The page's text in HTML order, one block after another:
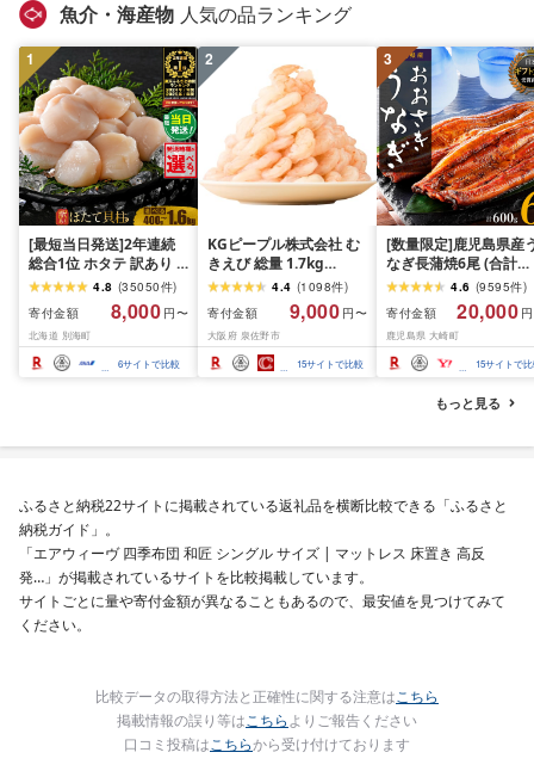
魚介・海産物 人気の品ランキング
1
[最短当日発送]2年連続
総合1位 ホタテ 訳あり (
ふるさと納税 ほたて ふ
るさと納税 訳あり 帆立
ふるさと わけあり ホタ
テ貝柱 貝 人気 不揃い 刺
身 規格外 魚介 ランキン
グ 海鮮 冷凍 発送時期が
4.8 (35050件)
寄付金額
8,000 円〜
北海道 別海町
6サイトで比較
2
KGピープル株式会社 む
きえび 総量 1.7kg
(850g×2P) 特大 5Lサイ
ズ バナメイエビ バラ凍
結 下処理不要 サイズ不
揃い 訳あり
4.4 (1098件)
寄付金額
9,000 円〜
大阪府 泉佐野市
15サイトで比較
3
[数量限定]鹿児島県産
なぎ長蒲焼6尾 (合計
600g以上)4.6 (9595件)
寄付金額
20,000
鹿児島県 大崎町
15サイトで
もっと見る
ふるさと納税22サイトに掲載されている返礼品を横断比較できる「ふるさと
納税ガイド」。
「エアウィーヴ 四季布団 和匠 シングル サイズ | マットレス 床置き 高反
発…」が掲載されているサイトを比較掲載しています。
サイトごとに量や寄付金額が異なることもあるので、最安値を見つけてみて
ください。
比較データの取得方法と正確性に関する注意はこちら
掲載情報の誤り等はこちらよりご報告ください
口コミ投稿はこちらから受け付けております